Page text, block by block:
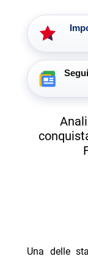
Una delle